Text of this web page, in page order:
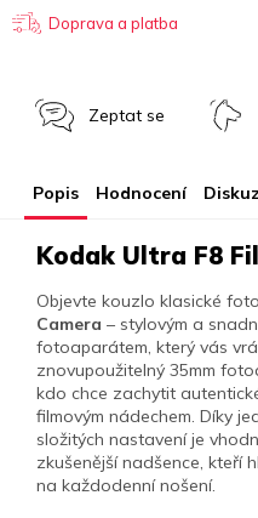
Doprava a platba
Zeptat se
Popis Hodnocení
Kodak Ultra F8
Objevte kouzlo klasické
Camera – stylovým a
fotoaparátem, který vás
znovupoužitelný 35mm
kdo chce zachytit
filmovým nádechem. Díky
složitých nastavení je
zkušenější nadšence, kteří
na každodenní nošení.